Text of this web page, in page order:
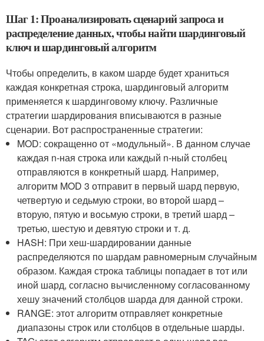
Шаг 1: Проанализировать сценарий запроса и
распределение данных, чтобы найти шардинговый
ключ и шардинговый алгоритм
Чтобы определить, в каком шарде будет храниться
каждая конкретная строка, шардинговый алгоритм
применяется к шардинговому ключу. Различные
стратегии шардирования вписываются в разные
сценарии. Вот распространенные стратегии:
MOD: сокращенно от «модульный». В данном случае
каждая n-ная строка или каждый n-ный столбец
отправляются в конкретный шард. Например,
алгоритм MOD 3 отправит в первый шард первую,
четвертую и седьмую строки, во второй шард –
вторую, пятую и восьмую строки, в третий шард –
третью, шестую и девятую строки и т. д.
HASH: При хеш-шардировании данные
распределяются по шардам равномерным случайным
образом. Каждая строка таблицы попадает в тот или
иной шард, согласно вычисленному согласованному
хешу значений столбцов шарда для данной строки.
RANGE: этот алгоритм отправляет конкретные
диапазоны строк или столбцов в отдельные шарды.